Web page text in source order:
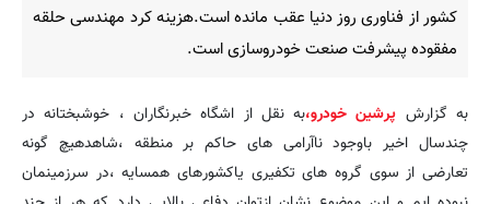
کشور از فناوری روز دنیا عقب مانده است.هزینه کرد مهندسی حلقه
مفقوده پیشرفت صنعت خودروسازی است.
به گزارش پرشین خودرو،به نقل از اشگاه خبرنگاران ، خوشبختانه در
چندسال اخیر باوجود ناآرامی های حاکم بر منطقه ،شاهدهیچ گونه
تعارضی از سوی گروه های تکفیری یاکشورهای همسایه ،در سرزمینمان